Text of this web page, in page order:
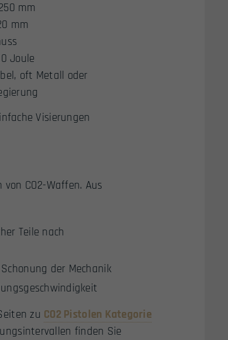
mm
mm
Joule
oft Metall oder
Visierungen
CO2-Waffen. Aus
Teile nach
der Mechanik
zu CO2 Pistolen Kategorie
finden Sie